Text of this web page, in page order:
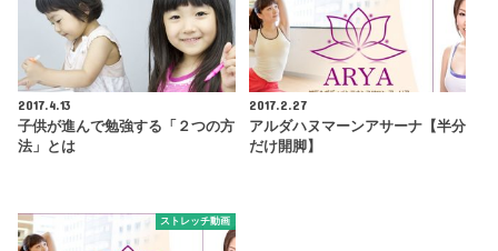
2017.4.13
子供が進んで勉強する「２つの方
法」とは
2017.2.27
アルダハヌマーンアサーナ【半分
だけ開脚】
ストレッチ動画